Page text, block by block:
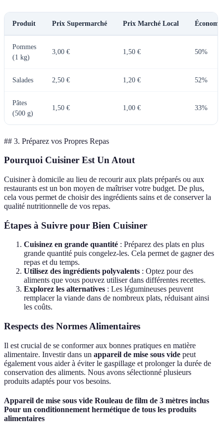
Produit Prix Supermarché Prix Marché Local
Pommes
(1 kg)
3,00 € 1,50 € 50%
Salades 2,50 € 1,20 € 52%
Pâtes
(500 g)
1,50 € 1,00 € 33%
## 3. Préparez vos Propres Repas
Pourquoi Cuisiner Est Un Atout
Cuisiner à domicile au lieu de recourir aux plats préparés ou aux
restaurants est un bon moyen de maîtriser votre budget. De plus,
cela vous permet de choisir des ingrédients sains et de conserver la
qualité nutritionnelle de vos repas.
Étapes à Suivre pour Bien Cuisiner
Cuisinez en grande quantité : Préparez des plats en plus
grande quantité puis congelez-les. Cela permet de gagner des
repas et du temps.
Utilisez des ingrédients polyvalents : Optez pour des
aliments que vous pouvez utiliser dans différentes recettes.
Explorez les alternatives : Les légumineuses peuvent
remplacer la viande dans de nombreux plats, réduisant ainsi
les coûts.
Respects des Normes Alimentaires
Il est crucial de se conformer aux bonnes pratiques en matière
alimentaire. Investir dans un appareil de mise sous vide peut
également vous aider à éviter le gaspillage et prolonger la durée de
conservation des aliments. Nous avons sélectionné plusieurs
produits adaptés pour vos besoins.
Appareil de mise sous vide Rouleau de film de 3 mètres inclus
Pour un conditionnement hermétique de tous les produits
alimentaires